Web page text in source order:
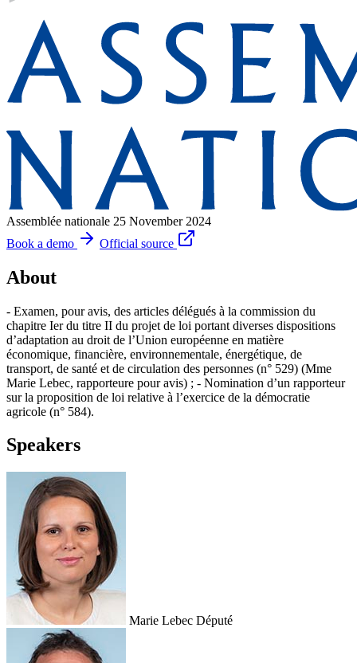
Assemblée nationale 25 November 2024
Book a demo
Official source
About
- Examen, pour avis, des articles délégués à la commission du
chapitre Ier du titre II du projet de loi portant diverses dispositions
d’adaptation au droit de l’Union européenne en matière
économique, financière, environnementale, énergétique, de
transport, de santé et de circulation des personnes (n° 529) (Mme
Marie Lebec, rapporteure pour avis) ; - Nomination d’un rapporteur
sur la proposition de loi relative à l’exercice de la démocratie
agricole (n° 584).
Speakers
Marie Lebec Député